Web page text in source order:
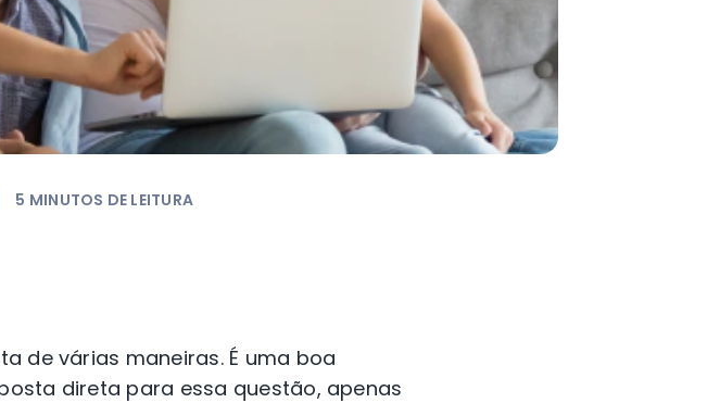
5 MINUTOS DE LEITURA
de várias maneiras. É uma boa
direta para essa questão, apenas